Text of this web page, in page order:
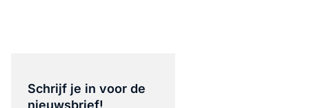
Schrijf je in voor de
nieuwsbrief!